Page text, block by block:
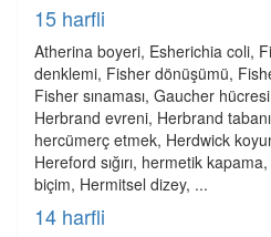
15 harfli
Atherina boyeri, Esherichia coli,
denklemi, Fisher dönüşümü,
Fisher sınaması, Gaucher
Herbrand evreni, Herbrand
hercümerç etmek, Herdwick
Hereford sığırı, hermetik
biçim, Hermitsel dizey, ...
14 harfli